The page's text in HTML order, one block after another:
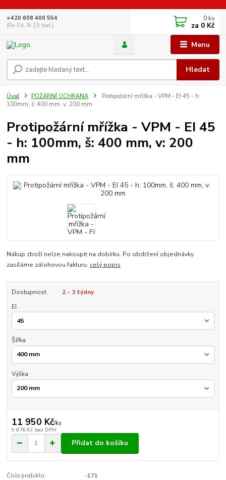
Menu
Hledat
+420 608 400 554
(Po-Pá, 8-15 hod.)
0 ks
za 0 Kč
Úvod POŽÁRNÍ OCHRANA
Protipožární mřížka - VPM - EI 45 - h:
100mm, š: 400 mm, v: 200 mm
Protipožární mřížka - VPM - EI 45
- h: 100mm, š: 400 mm, v: 200
mm
Nákup zboží nelze nakoupit na dobírku. Po obdržení objednávky
zasíláme zálohovou fakturu. celý popis
Dostupnost
2 - 3 týdny
EI
Šířka
Výška
11 950 Kč/ks
9 876 Kč bez DPH
Přidat do košíku
Číslo produktu: -171